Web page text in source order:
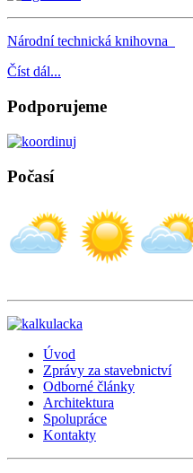
Národní technická knihovna
Číst dál...
Podporujeme
Počasí
Úvod
Zprávy za stavebnictví
Odborné články
Architektura
Spolupráce
Kontakty